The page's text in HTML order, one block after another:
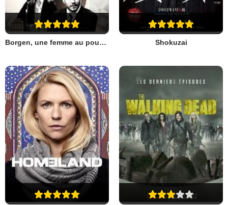
Borgen, une femme au pouvoir Shokuzai